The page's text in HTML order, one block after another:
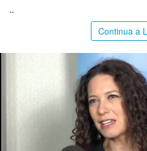
..
Continua a